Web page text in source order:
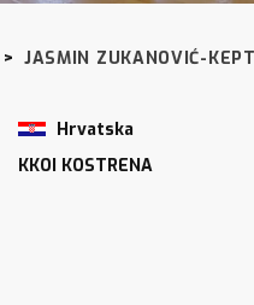
> JASMIN ZUKANOVIĆ-
Hrvatska
KKOI KOSTRENA